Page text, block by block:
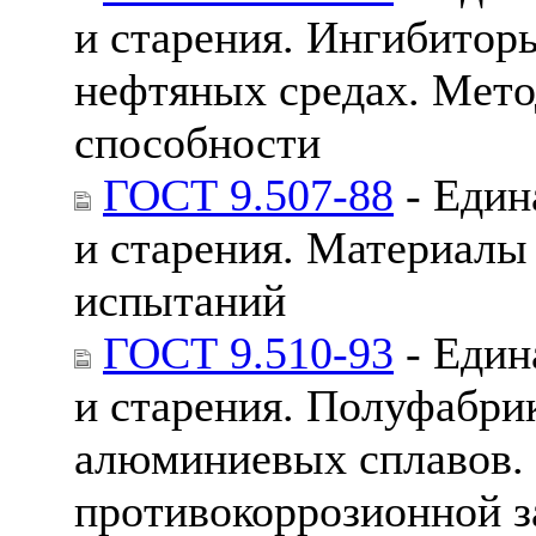
и старения.
нефтяных средах.
способности
ГОСТ 9.507-88 -
и старения.
испытаний
ГОСТ 9.510-93 -
и старения.
алюминиевых
противокоррозионной